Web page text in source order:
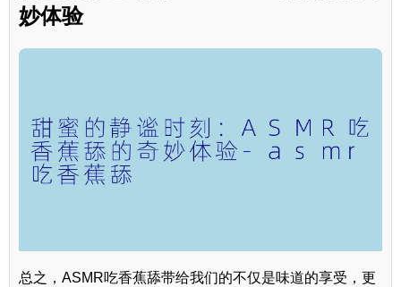
妙体验
总之，ASMR吃香蕉舔带给我们的不仅是味道的享受，更